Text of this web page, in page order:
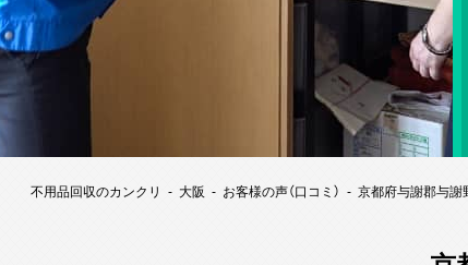
不用品回収のカンクリ 大阪 お客様の声（口コミ） 京都府与謝郡与謝